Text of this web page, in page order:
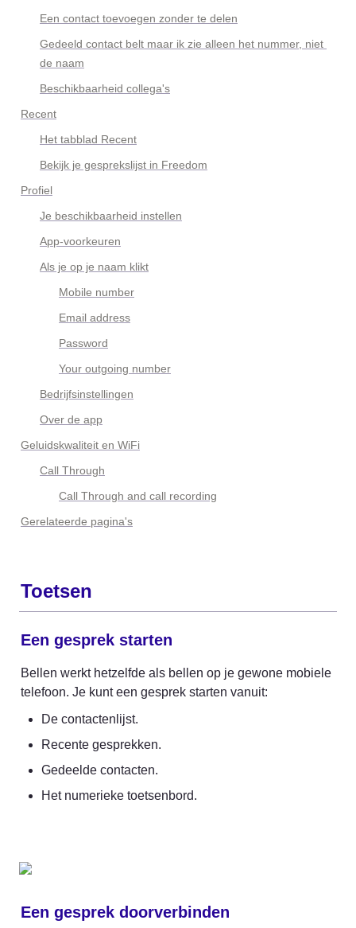
Een contact toevoegen zonder te delen
Gedeeld contact belt maar ik zie alleen het nummer, niet
de naam
Beschikbaarheid collega's
Recent
Het tabblad Recent
Bekijk je gesprekslijst in Freedom
Profiel
Je beschikbaarheid instellen
App-voorkeuren
Als je op je naam klikt
Mobile number
Email address
Password
Your outgoing number
Bedrijfsinstellingen
Over de app
Geluidskwaliteit en WiFi
Call Through
Call Through and call recording
Gerelateerde pagina's
Toetsen
Een gesprek starten
Bellen werkt hetzelfde als bellen op je gewone mobiele
telefoon. Je kunt een gesprek starten vanuit:
De contactenlijst.
Recente gesprekken.
Gedeelde contacten.
Het numerieke toetsenbord.
Een gesprek doorverbinden